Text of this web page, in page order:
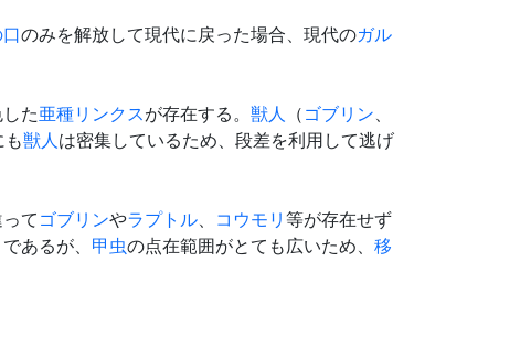
のみを解放して現代に戻った場合、現代のガル
た亜種リンクスが存在する。 獣人 （ゴブリン、
獣人は密集しているため、段差を利用して逃げ
てゴブリンやラプトル、 コウモリ等が存在せず
あるが、 甲虫の点在範囲がとても広いため、 移